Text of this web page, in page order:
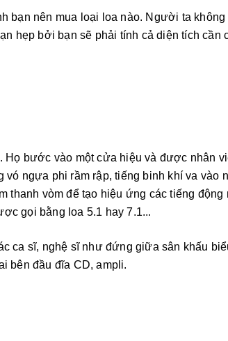
bạn nên mua loại loa nào. Người ta không
hẹp bởi bạn sẽ phải tính cả diện tích cần
bước vào một cửa hiệu và được nhân
ngựa phi rầm rập, tiếng binh khí va vào
thanh vòm để tạo hiệu ứng các tiếng động
gọi bằng loa 5.1 hay 7.1...
ca sĩ, nghệ sĩ như đứng giữa sân khấu
bên đầu đĩa CD, ampli.